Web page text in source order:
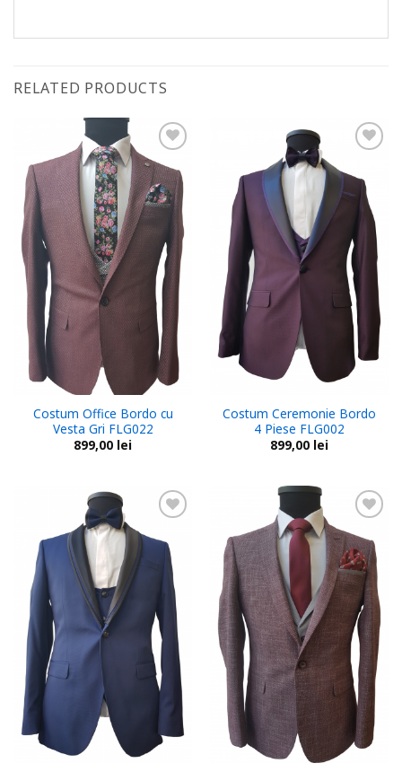
RELATED PRODUCTS
Add to
wishlist
Costum Office Bordo cu
Vesta Gri FLG022
899,00 lei
wishlist
Costum Ceremonie Bordo
4 Piese FLG002
899,00 lei
wishlist
Add to
wishlist